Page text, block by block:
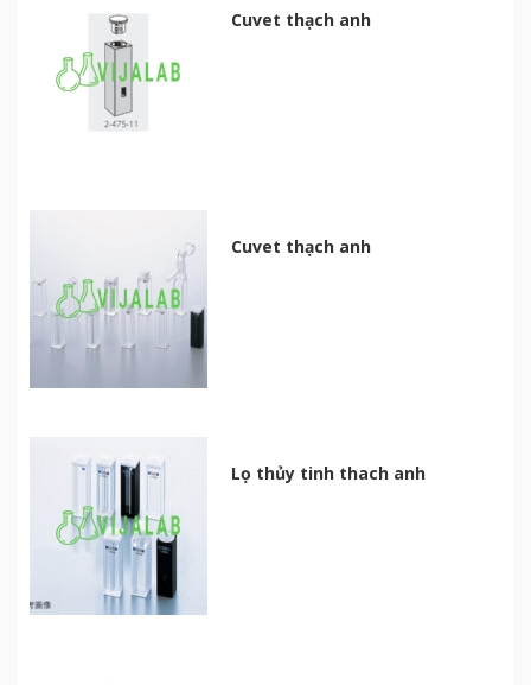
Cuvet thạch anh
Cuvet thạch anh
Lọ thủy tinh thach anh